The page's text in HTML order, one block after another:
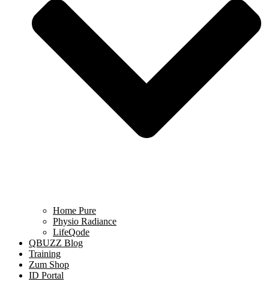
Home Pure
Physio Radiance
LifeQode
QBUZZ Blog
Training
Zum Shop
ID Portal